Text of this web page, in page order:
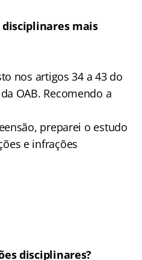
disciplinares mais
nos artigos 34 a 43 do
OAB. Recomendo a
preparei o estudo
e infrações
disciplinares?